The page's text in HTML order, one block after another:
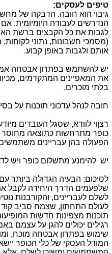
טיפים לעסקים:
גיבוי הוא חובה. הדבקה של
הנדרשים לעבודה היומיומית.
לגבות את כל הקבצים ברשת
(מסמכי חשבונות, נתוני
אותם ולגבות באופן קבוע.
יש להשתמש בפתרון אבטחה
את המאפיינים המתקדמים,
בלתי מוכרים.
חובה לנהל עדכוני תוכנות על
רצןוי לוודא, שסגל העובדים
כופר מתרחשות כתוצאה מחוסר
הפעולה בהן עבריינים
יש להימנע מתשלום כופר ויש
לסיכום: הבעיה הגדולה ביותר
שלפעמים הדרך היחידה לקבל
לשלם לעבריינים, והקורבנות
לעולם התחתון, שצמח סביב קוד
תוכנות מצפינות חדשות
רגילים יכולים להגן על עצמם
שימוש בפתרון אבטחה מוכח,
המודל העסקי של כלי הכופר